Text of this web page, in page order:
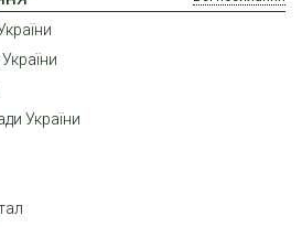
України